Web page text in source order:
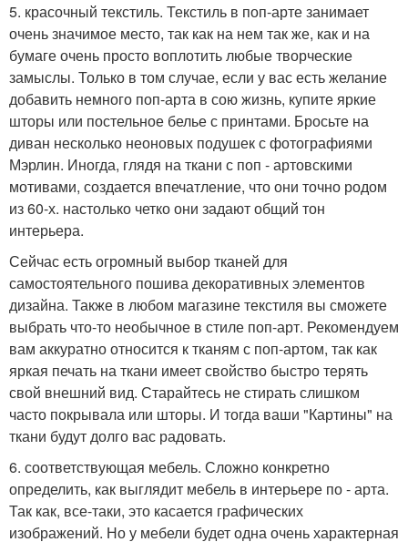
5. красочный текстиль. Текстиль в поп-арте занимает
очень значимое место, так как на нем так же, как и на
бумаге очень просто воплотить любые творческие
замыслы. Только в том случае, если у вас есть желание
добавить немного поп-арта в сою жизнь, купите яркие
шторы или постельное белье с принтами. Бросьте на
диван несколько неоновых подушек с фотографиями
Мэрлин. Иногда, глядя на ткани с поп - артовскими
мотивами, создается впечатление, что они точно родом
из 60-х. настолько четко они задают общий тон
интерьера.
Сейчас есть огромный выбор тканей для
самостоятельного пошива декоративных элементов
дизайна. Также в любом магазине текстиля вы сможете
выбрать что-то необычное в стиле поп-арт. Рекомендуем
вам аккуратно относится к тканям с поп-артом, так как
яркая печать на ткани имеет свойство быстро терять
свой внешний вид. Старайтесь не стирать слишком
часто покрывала или шторы. И тогда ваши "Картины" на
ткани будут долго вас радовать.
6. соответствующая мебель. Сложно конкретно
определить, как выглядит мебель в интерьере по - арта.
Так как, все-таки, это касается графических
изображений. Но у мебели будет одна очень характерная